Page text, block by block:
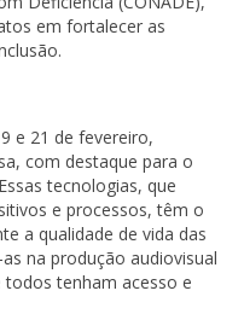
em fortalecer as
e 21 de fevereiro,
com destaque para o
tecnologias, que
e processos, têm o
a qualidade de vida das
na produção audiovisual
tenham acesso e